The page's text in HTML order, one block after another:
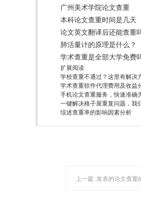
广州美术学院论文查重
本科论文查重时间是几天
论文英文翻译后还能查重
肺活量计的原理是什么？
学术查重是全部大学免费
扩展阅读
学校查重不通过？这里有解决
学术查重软件代理费用及收益
手机论文查重服务，快速准确
一键解决格子屋重复问题，我
综述查重率的影响因素分析
上一篇: 发表的论文查重